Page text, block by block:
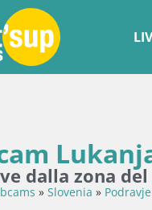
dalla zona
» Slovenia » Podravje